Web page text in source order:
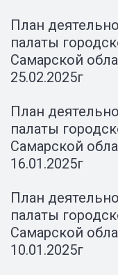
План
палаты
Самарской
25.02.2025г
План
палаты
Самарской
16.01.2025г
План
палаты
Самарской
10.01.2025г